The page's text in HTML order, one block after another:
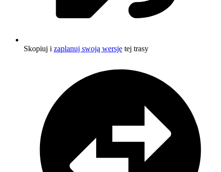
Skopiuj i zaplanuj swoją wersję tej trasy